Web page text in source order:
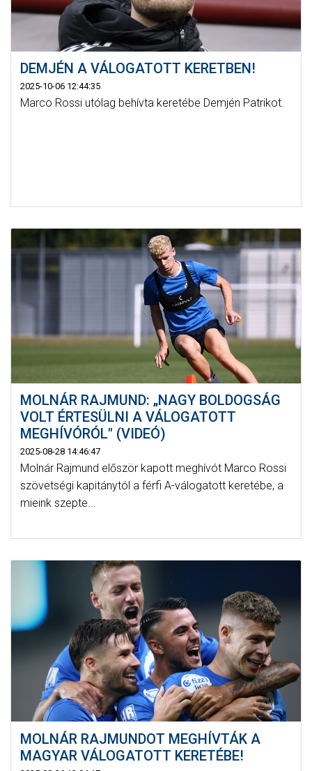
DEMJÉN A VÁLOGATOTT KERETBEN!
2025-10-06 12:44:35
Marco Rossi utólag behívta keretébe Demjén Patrikot.
MOLNÁR RAJMUND: „NAGY BOLDOGSÁG
VOLT ÉRTESÜLNI A VÁLOGATOTT
MEGHÍVÓRÓL" (VIDEÓ)
2025-08-28 14:46:47
Molnár Rajmund először kapott meghívót Marco Rossi
szövetségi kapitánytól a férfi A-válogatott keretébe, a
mieink szepte...
MOLNÁR RAJMUNDOT MEGHÍVTÁK A
MAGYAR VÁLOGATOTT KERETÉBE!